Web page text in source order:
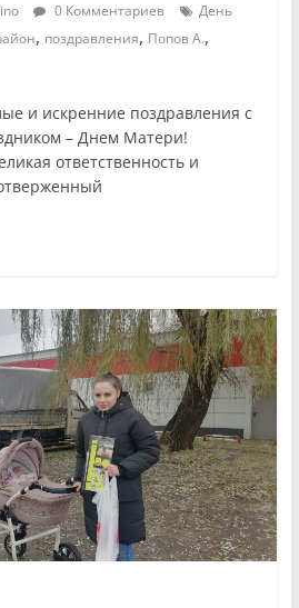
0 Комментариев
День
, поздравления, Попов А.,
и искренние поздравления с
– Днем Матери!
ответственность и